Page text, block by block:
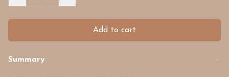
Add to cart
Summary −